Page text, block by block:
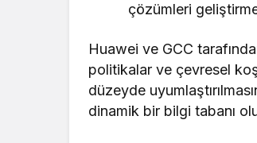
çözümleri
Huawei ve GCC
politikalar ve çevresel
düzeyde
dinamik bir bilgi tabanı